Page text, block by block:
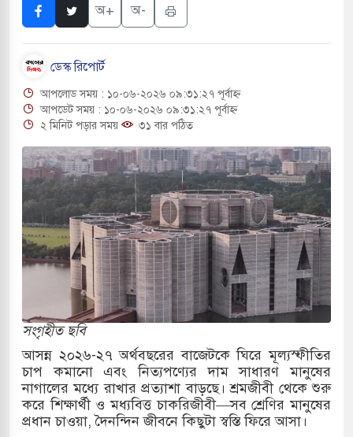
বন্দুকধারীর গুলিতে শিক্ষক নিহত, হামলাকারীর আত্মহত্যা
মধ্যপ্রাচ্যে ব্ল্যাকআউটের কঠোর হুঁশিয়ারি ইরানের
বিমানবন্দরের নিরাপত্তা তল্লাশিতে ছাড় দেওয়া হবে না:
দক্ষিণ কোরিয়ার বন্দি ২৫ শতাংশ বেড়েছে
থাকুক বা না থাকুক, ইরানে একক সামরিক পদক্ষেপের
জুমার বয়ান ও নামাজ পড়াবেন দেওবন্দের
ছাড়লেন জনপ্রিয় ভারতীয় সাংবাদিক ময়ূখ রঞ্জন
অ্যারেস্ট আবেদন, বরগুনার এসআইয়ের বিরুদ্ধে
অ+ অ-
ডেস্ক রিপোর্ট
আপলোড সময় : ১০-০৬-২০২৬ ০৯:৩১:২৭ পূর্বাহ্ন
আপডেট সময় : ১০-০৬-২০২৬ ০৯:৩১:২৭ পূর্বাহ্ন
২ মিনিট পড়ার সময়
৩১ বার পঠিত
সংগৃহীত ছবি
আসন্ন ২০২৬-২৭ অর্থবছরের বাজেটকে ঘিরে মূল্যস্ফীতির
চাপ কমানো এবং নিত্যপণ্যের দাম সাধারণ মানুষের
নাগালের মধ্যে রাখার প্রত্যাশা বাড়ছে। শ্রমজীবী থেকে শুরু
করে শিক্ষার্থী ও মধ্যবিত্ত চাকরিজীবী—সব শ্রেণির মানুষের
প্রধান চাওয়া, দৈনন্দিন জীবনে কিছুটা স্বস্তি ফিরে আসা।